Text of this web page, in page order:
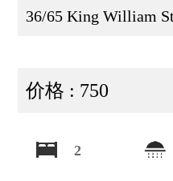
36/65 King William
价格 : 750
2